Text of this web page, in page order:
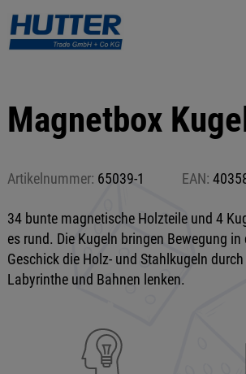
Magnetbox
Artikelnummer: 65039-1 EAN:
34 bunte magnetische Holzteile und 4
es rund. Die Kugeln bringen Bewegung in
Geschick die Holz- und Stahlkugeln
Labyrinthe und Bahnen lenken.